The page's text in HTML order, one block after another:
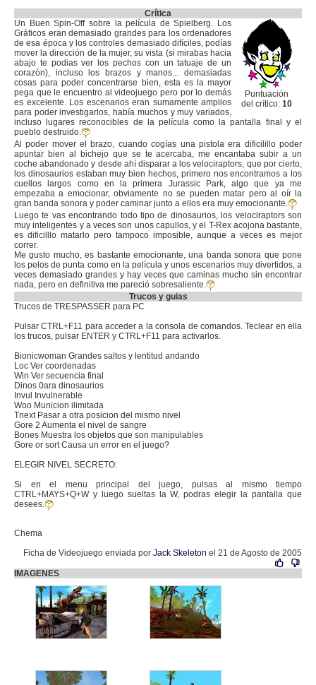
Crítica
Puntuación
del crítico: 10
Un Buen Spin-Off sobre la película de Spielberg. Los
Gráficos eran demasiado grandes para los ordenadores
de esa época y los controles demasiado difíciles, podías
mover la dirección de la mujer, su vista (si mirabas hacia
abajo te podias ver los pechos con un tatuaje de un
corazón), incluso los brazos y manos... demasiadas
cosas para poder concentrarse bien, esta es la mayor
pega que le encuentro al videojuego pero por lo demás
es excelente. Los escenarios eran sumamente amplios
para poder investigarlos, había muchos y muy variados,
incluso lugares reconocibles de la película como la pantalla final y el
pueblo destruido.
Al poder mover el brazo, cuando cogías una pistola era dificilillo poder
apuntar bien al bichejo que se te acercaba, me encantaba subir a un
coche abandonado y desde ahí disparar a los velociraptors, que por cierto,
los dinosaurios estaban muy bien hechos, primero nos encontramos a los
cuellos largos como en la primera Jurassic Park, algo que ya me
empezaba a emocionar, obviamente no se pueden matar pero al oír la
gran banda sonora y poder caminar junto a ellos era muy emocionante.
Luego te vas encontrando todo tipo de dinosaurios, los velociraptors son
muy inteligentes y a veces son unos capullos, y el T-Rex acojona bastante,
es dificilllo matarlo pero tampoco imposible, aunque a veces es mejor
correr.
Me gusto mucho, es bastante emocionante, una banda sonora que pone
los pelos de punta como en la película y unos escenarios muy divertidos, a
veces demasiado grandes y hay veces que caminas mucho sin encontrar
nada, pero en definitiva me pareció sobresaliente.
Trucos y guias
Trucos de TRESPASSER para PC
Pulsar CTRL+F11 para acceder a la consola de comandos. Teclear en ella
los trucos, pulsar ENTER y CTRL+F11 para activarlos.
Bionicwoman Grandes saltos y lentitud andando
Loc Ver coordenadas
Win Ver secuencia final
Dinos 0ara dinosaurios
Invul Invulnerable
Woo Municion ilimitada
Tnext Pasar a otra posicion del mismo nivel
Gore 2 Aumenta el nivel de sangre
Bones Muestra los objetos que son manipulables
Gore or sort Causa un error en el juego?
ELEGIR NIVEL SECRETO:
Si en el menu principal del juego, pulsas al mismo tiempo
CTRL+MAYS+Q+W y luego sueltas la W, podras elegir la pantalla que
desees.
Chema
Ficha de Videojuego enviada por Jack Skeleton el 21 de Agosto de 2005
IMAGENES